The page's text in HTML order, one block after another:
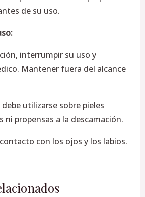
de su uso.
interrumpir su uso y
Mantener fuera del alcance
utilizarse sobre pieles
ni propensas a la descamación.
con los ojos y los labios.